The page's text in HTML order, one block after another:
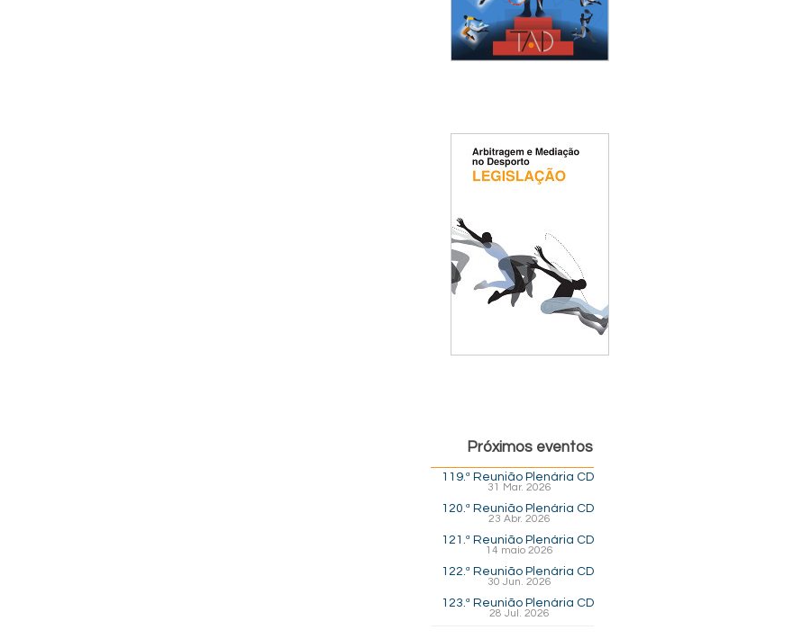
Próximos eventos
119.ª Reunião Plenária CD
31 Mar. 2026
120.ª Reunião Plenária CD
23 Abr. 2026
121.ª Reunião Plenária CD
14 maio 2026
122.ª Reunião Plenária CD
30 Jun. 2026
123.ª Reunião Plenária CD
28 Jul. 2026